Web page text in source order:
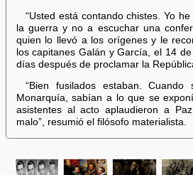
“Usted está contando chistes. Yo
la guerra y no a escuchar una
quien lo llevó a los orígenes y le
los capitanes Galán y García, el 14
días después de proclamar la
“Bien fusilados estaban.
Monarquía, sabían a lo que se
asistentes al acto aplaudieron a
malo”, resumió el filósofo materialista.